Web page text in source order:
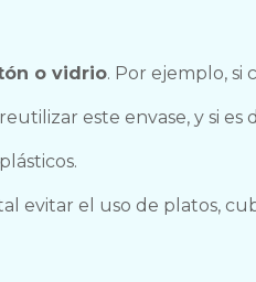
o vidrio. Por ejemplo, si
este envase, y si es
evitar el uso de platos,